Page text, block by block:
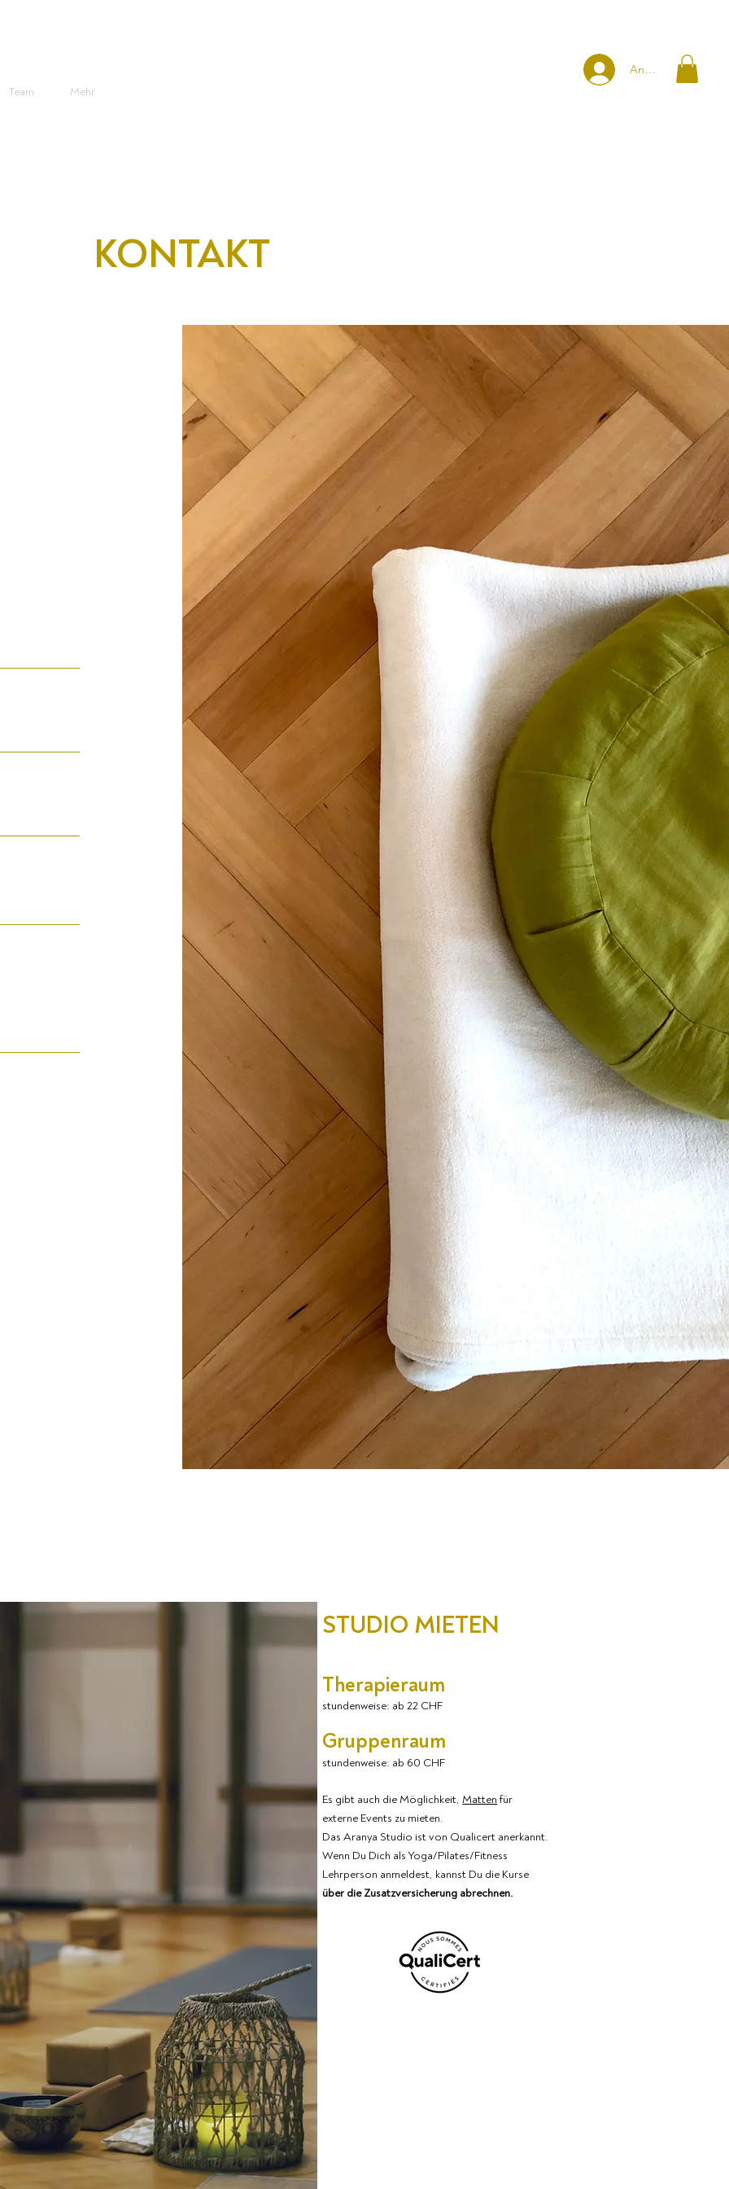
Anmelden
Team Mehr
KONTAKT
STUDIO MIETEN
Therapieraum
stundenweise: ab 22 CHF
Gruppenraum
stundenweise: ab 60 CHF
Es gibt auch die Möglichkeit,Mattenfür
externe Events zu mieten.
Das Aranya Studio ist von Qualicert anerkannt.
Wenn Du Dich als Yoga/Pilates/Fitness
Lehrperson anmeldest, kannst Du die Kurse
über die Zusatzversicherung abrechnen.